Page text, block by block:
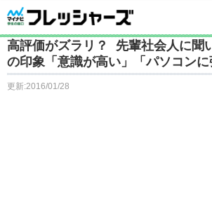
高評価がズラリ？ 先輩社会人に聞
の印象「意識が高い」「パソコンに
更新:2016/01/28